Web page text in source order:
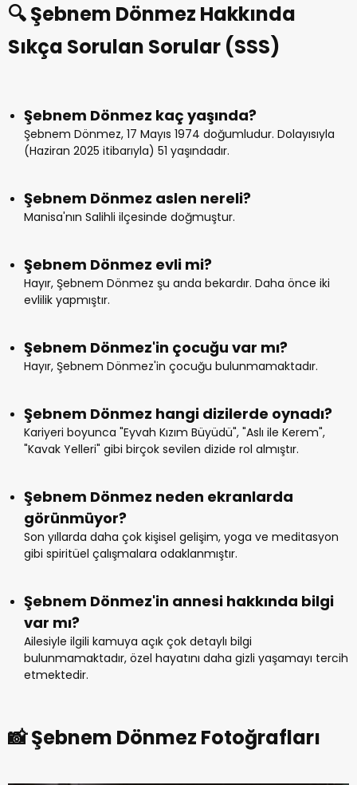
🔍 Şebnem Dönmez Hakkında
Sıkça Sorulan Sorular (SSS)
Şebnem Dönmez kaç yaşında?
Şebnem Dönmez, 17 Mayıs 1974 doğumludur. Dolayısıyla
(Haziran 2025 itibarıyla) 51 yaşındadır.
Şebnem Dönmez aslen nereli?
Manisa'nın Salihli ilçesinde doğmuştur.
Şebnem Dönmez evli mi?
Hayır, Şebnem Dönmez şu anda bekardır. Daha önce iki
evlilik yapmıştır.
Şebnem Dönmez'in çocuğu var mı?
Hayır, Şebnem Dönmez'in çocuğu bulunmamaktadır.
Şebnem Dönmez hangi dizilerde oynadı?
Kariyeri boyunca "Eyvah Kızım Büyüdü", "Aslı ile Kerem",
"Kavak Yelleri" gibi birçok sevilen dizide rol almıştır.
Şebnem Dönmez neden ekranlarda
görünmüyor?
Son yıllarda daha çok kişisel gelişim, yoga ve meditasyon
gibi spiritüel çalışmalara odaklanmıştır.
Şebnem Dönmez'in annesi hakkında bilgi
var mı?
Ailesiyle ilgili kamuya açık çok detaylı bilgi
bulunmamaktadır, özel hayatını daha gizli yaşamayı tercih
etmektedir.
📸 Şebnem Dönmez Fotoğrafları